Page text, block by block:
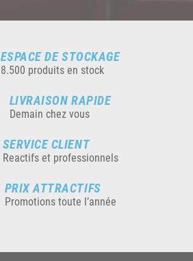
ESPACE DE STOCKAGE
8.500 produits en stock
LIVRAISON RAPIDE
Demain chez vous
SERVICE CLIENT
Reactifs et professionnels
PRIX ATTRACTIFS
Promotions toute l’année